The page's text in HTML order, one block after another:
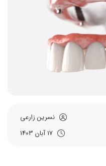
نسرین زارعی